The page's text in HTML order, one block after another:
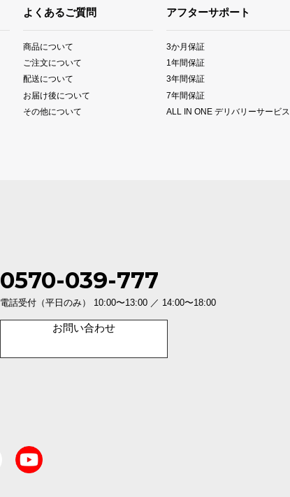
よくあるご質問
商品について
ご注文について
配送について
お届け後について
その他について
アフターサポート
3か月保証
1年間保証
3年間保証
7年間保証
ALL IN ONE デリバリーサービス
お問い合わせ
0570-039-777
電話受付（平日のみ） 10:00〜13:00 ／ 14:00〜18:00